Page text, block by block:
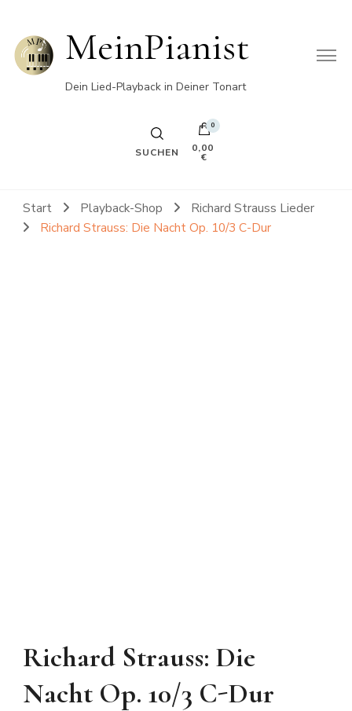
MeinPianist
Dein Lied-Playback in Deiner Tonart
SUCHEN
0
0,00
€
Start Playback-Shop
Richard Strauss Lieder
Richard Strauss: Die Nacht Op. 10/3 C-Dur
Richard Strauss: Die
Nacht Op. 10/3 C-Dur